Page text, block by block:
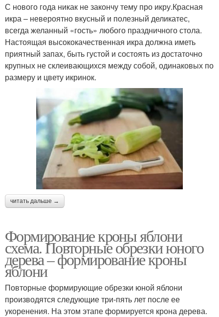
С нового года никак не закончу тему про икру.Красная
икра – невероятно вкусный и полезный деликатес,
всегда желанный «гость» любого праздничного стола.
Настоящая высококачественная икра должна иметь
приятный запах, быть густой и состоять из достаточно
крупных не склеивающихся между собой, одинаковых по
размеру и цвету икринок.
читать дальше →
Формирование кроны яблони
схема. Повторные обрезки юного
дерева – формирование кроны
яблони
Повторные формирующие обрезки юной яблони
производятся следующие три-пять лет после ее
укоренения. На этом этапе формируется крона дерева.